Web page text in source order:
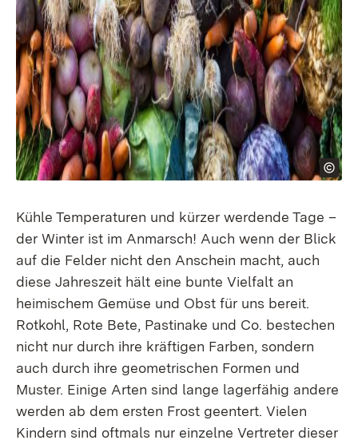
Kühle Temperaturen und kürzer werdende Tage –
der Winter ist im Anmarsch! Auch wenn der Blick
auf die Felder nicht den Anschein macht, auch
diese Jahreszeit hält eine bunte Vielfalt an
heimischem Gemüse und Obst für uns bereit.
Rotkohl, Rote Bete, Pastinake und Co. bestechen
nicht nur durch ihre kräftigen Farben, sondern
auch durch ihre geometrischen Formen und
Muster. Einige Arten sind lange lagerfähig andere
werden ab dem ersten Frost geentert. Vielen
Kindern sind oftmals nur einzelne Vertreter dieser